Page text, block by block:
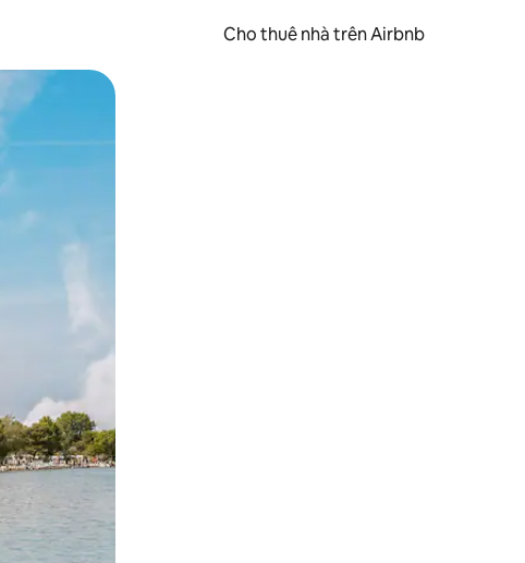
Cho thuê nhà trên Airbnb